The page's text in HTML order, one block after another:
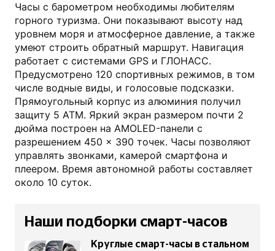
Часы с барометром необходимы любителям
горного туризма. Они показывают высоту над
уровнем моря и атмосферное давление, а также
умеют строить обратный маршрут. Навигация
работает с системами GPS и ГЛОНАСС.
Предусмотрено 120 спортивных режимов, в том
числе водные виды, и голосовые подсказки.
Прямоугольный корпус из алюминия получил
защиту 5 АТМ. Яркий экран размером почти 2
дюйма построен на AMOLED-панели с
разрешением 450 × 390 точек. Часы позволяют
управлять звонками, камерой смартфона и
плеером. Время автономной работы составляет
около 10 суток.
Наши подборки смарт-часов
Круглые смарт-часы в стальном